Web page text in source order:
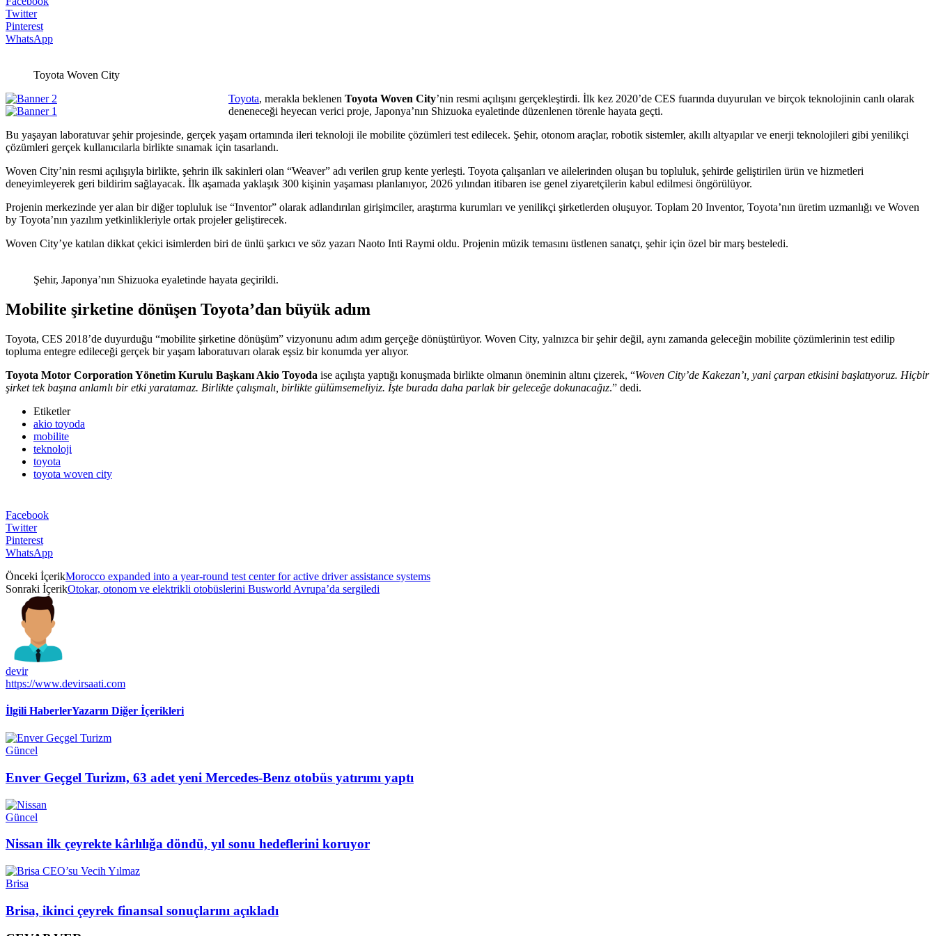
Twitter
Pinterest
WhatsApp
Toyota Woven City
Toyota, merakla beklenen Toyota Woven City’nin resmi açılışını gerçekleştirdi. İlk kez 2020’de CES fuarında duyurulan ve birçok teknolojinin canlı olarak
deneneceği heyecan verici proje, Japonya’nın Shizuoka eyaletinde düzenlenen törenle hayata geçti.
Bu yaşayan laboratuvar şehir projesinde, gerçek yaşam ortamında ileri teknoloji ile mobilite çözümleri test edilecek. Şehir, otonom araçlar, robotik sistemler, akıllı altyapılar ve enerji teknolojileri gibi yenilikçi
çözümleri gerçek kullanıcılarla birlikte sınamak için tasarlandı.
Woven City’nin resmi açılışıyla birlikte, şehrin ilk sakinleri olan “Weaver” adı verilen grup kente yerleşti. Toyota çalışanları ve ailelerinden oluşan bu topluluk, şehirde geliştirilen ürün ve hizmetleri
deneyimleyerek geri bildirim sağlayacak. İlk aşamada yaklaşık 300 kişinin yaşaması planlanıyor, 2026 yılından itibaren ise genel ziyaretçilerin kabul edilmesi öngörülüyor.
Projenin merkezinde yer alan bir diğer topluluk ise “Inventor” olarak adlandırılan girişimciler, araştırma kurumları ve yenilikçi şirketlerden oluşuyor. Toplam 20 Inventor, Toyota’nın üretim uzmanlığı ve Woven
by Toyota’nın yazılım yetkinlikleriyle ortak projeler geliştirecek.
Woven City’ye katılan dikkat çekici isimlerden biri de ünlü şarkıcı ve söz yazarı Naoto Inti Raymi oldu. Projenin müzik temasını üstlenen sanatçı, şehir için özel bir marş besteledi.
Şehir, Japonya’nın Shizuoka eyaletinde hayata geçirildi.
Mobilite şirketine dönüşen Toyota’dan büyük adım
Toyota, CES 2018’de duyurduğu “mobilite şirketine dönüşüm” vizyonunu adım adım gerçeğe dönüştürüyor. Woven City, yalnızca bir şehir değil, aynı zamanda geleceğin mobilite çözümlerinin test edilip
topluma entegre edileceği gerçek bir yaşam laboratuvarı olarak eşsiz bir konumda yer alıyor.
Toyota Motor Corporation Yönetim Kurulu Başkanı Akio Toyoda ise açılışta yaptığı konuşmada birlikte olmanın öneminin altını çizerek, “Woven City’de Kakezan’ı, yani çarpan etkisini başlatıyoruz. Hiçbir
şirket tek başına anlamlı bir etki yaratamaz. Birlikte çalışmalı, birlikte gülümsemeliyiz. İşte burada daha parlak bir geleceğe dokunacağız.” dedi.
Etiketler
akio toyoda
mobilite
teknoloji
toyota
toyota woven city
Facebook
Twitter
Pinterest
WhatsApp
Önceki İçerikMorocco expanded into a year-round test center for active driver assistance systems
Sonraki İçerikOtokar, otonom ve elektrikli otobüslerini Busworld Avrupa’da sergiledi
devir
https://www.devirsaati.com
İlgili HaberlerYazarın Diğer İçerikleri
Güncel
Enver Geçgel Turizm, 63 adet yeni Mercedes-Benz otobüs yatırımı yaptı
Güncel
Nissan ilk çeyrekte kârlılığa döndü, yıl sonu hedeflerini koruyor
Brisa
Brisa, ikinci çeyrek finansal sonuçlarını açıkladı